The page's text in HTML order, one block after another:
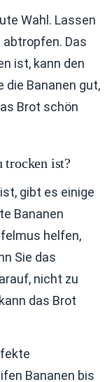
Wahl. Lassen
Das
ist, kann den
die Bananen gut,
Brot schön
trocken ist?
gibt es einige
Bananen
helfen,
Sie das
nicht zu
das Brot
Bananen bis